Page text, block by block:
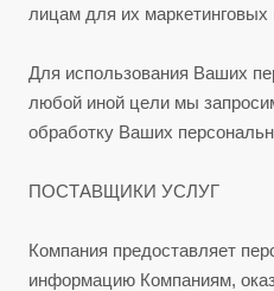
лицам для их маркетинговых
Для использования Ваших
любой иной цели мы
обработку Ваших
ПОСТАВЩИКИ УСЛУГ
Компания предоставляет
информацию Компаниям,